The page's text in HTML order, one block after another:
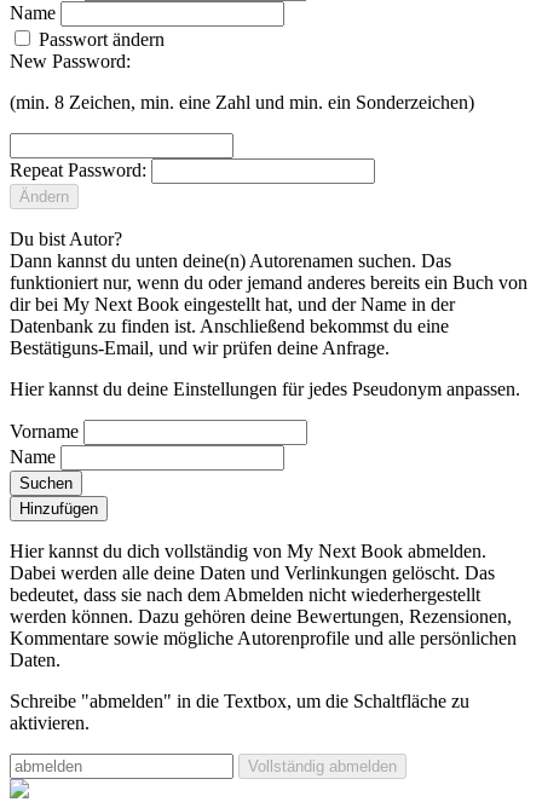
Name
Passwort ändern
New Password:
(min. 8 Zeichen, min. eine Zahl und min. ein Sonderzeichen)
Repeat Password:
Ändern
Du bist Autor?
Dann kannst du unten deine(n) Autorenamen suchen. Das
funktioniert nur, wenn du oder jemand anderes bereits ein Buch von
dir bei My Next Book eingestellt hat, und der Name in der
Datenbank zu finden ist. Anschließend bekommst du eine
Bestätiguns-Email, und wir prüfen deine Anfrage.
Hier kannst du deine Einstellungen für jedes Pseudonym anpassen.
Vorname
Name
Suchen
Hinzufügen
Hier kannst du dich vollständig von My Next Book abmelden.
Dabei werden alle deine Daten und Verlinkungen gelöscht. Das
bedeutet, dass sie nach dem Abmelden nicht wiederhergestellt
werden können. Dazu gehören deine Bewertungen, Rezensionen,
Kommentare sowie mögliche Autorenprofile und alle persönlichen
Daten.
Schreibe "abmelden" in die Textbox, um die Schaltfläche zu
aktivieren.
Vollständig abmelden